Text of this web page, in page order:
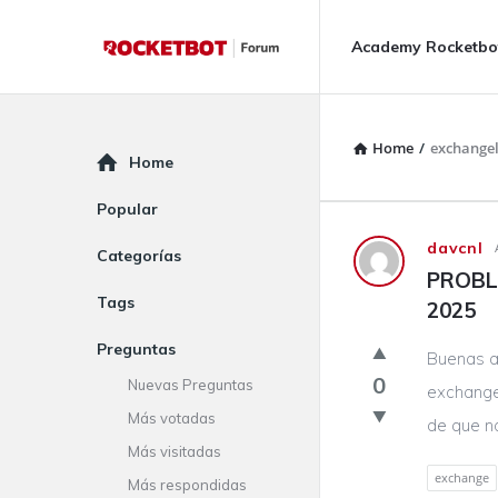
Forum
Forum
Navigation
Academy
Home /
Rocketbot
Forum
Latest
Questions
davcnl
2025
0
Buenas
de que
exchange
Explore
Home
Popular
Categorías
Tags
Preguntas
Nuevas Preguntas
Más votadas
Más visitadas
Más respondidas